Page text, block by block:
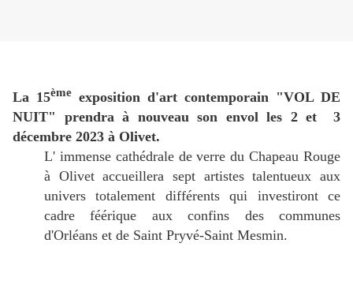
La 15ème exposition d'art contemporain "VOL DE
NUIT" prendra à nouveau son envol les 2 et 3
décembre 2023 à Olivet.
L' immense cathédrale de verre du Chapeau Rouge
à Olivet accueillera sept artistes talentueux aux
univers totalement différents qui investiront ce
cadre féérique aux confins des communes
d'Orléans et de Saint Pryvé-Saint Mesmin.